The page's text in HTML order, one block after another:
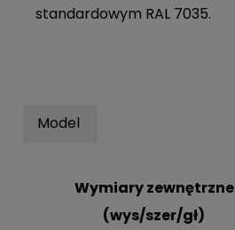
standardowym RAL 7035.
Model
Wymiary zewnętrzne
(wys/szer/gł)